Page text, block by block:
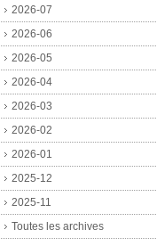
2026-07
2026-06
2026-05
2026-04
2026-03
2026-02
2026-01
2025-12
2025-11
Toutes les archives